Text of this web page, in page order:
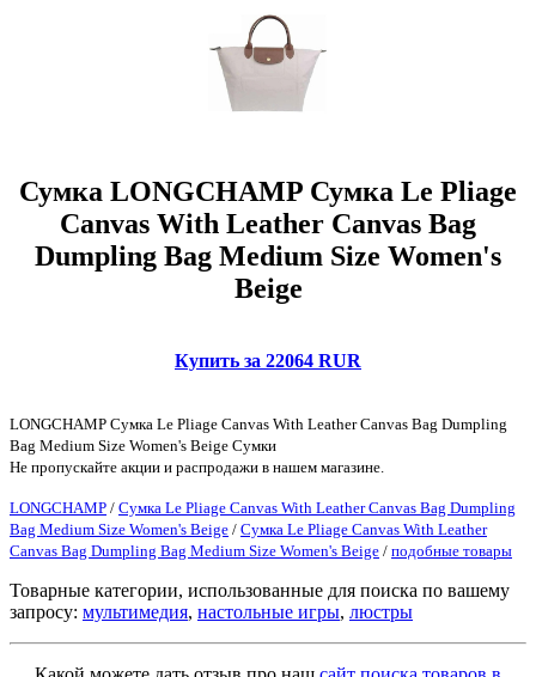
Сумка LONGCHAMP Сумка Le Pliage
Canvas With Leather Canvas Bag
Dumpling Bag Medium Size Women's
Beige
Купить за 22064 RUR
LONGCHAMP Сумка Le Pliage Canvas With Leather Canvas Bag Dumpling
Bag Medium Size Women's Beige Сумки
Не пропускайте акции и распродажи в нашем магазине.
LONGCHAMP / Сумка Le Pliage Canvas With Leather Canvas Bag Dumpling
Bag Medium Size Women's Beige / Сумка Le Pliage Canvas With Leather
Canvas Bag Dumpling Bag Medium Size Women's Beige / подобные товары
Товарные категории, использованные для поиска по вашему
запросу: мультимедия, настольные игры, люстры